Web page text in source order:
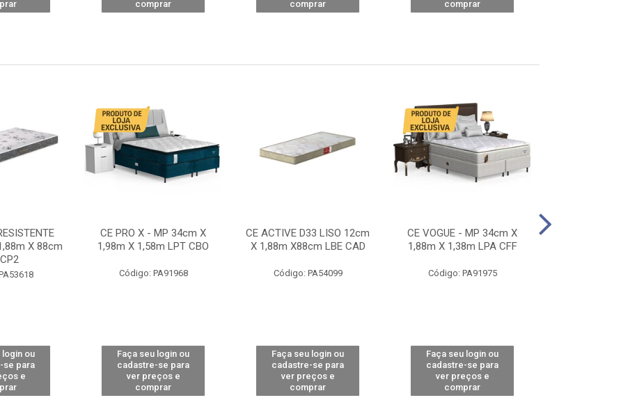
comprar
comprar
comprar
X 88cm
login ou
se para
e
CE PRO X - MP 34cm X
1,98m X 1,58m LPT CBO
Código: PA91968
Faça seu login ou
cadastre-se para
ver preços e
comprar
CE ACTIVE D33 LISO 12cm
X 1,88m X88cm LBE CAD
Código: PA54099
Faça seu login ou
cadastre-se para
ver preços e
comprar
CE VOGUE - MP 34cm X
1,88m X 1,38m LPA CFF
Código: PA91975
Faça seu login ou
cadastre-se para
ver preços e
comprar